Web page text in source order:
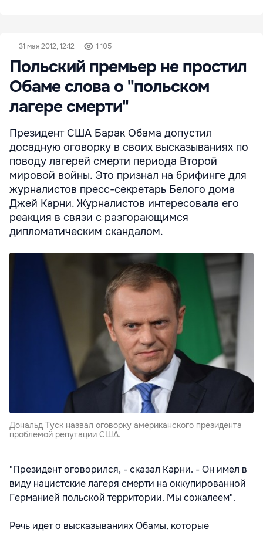
31 мая 2012, 12:12 1 105
Польский премьер не простил
Обаме слова о "польском
лагере смерти"
Президент США Барак Обама допустил
досадную оговорку в своих высказываниях по
поводу лагерей смерти периода Второй
мировой войны. Это признал на брифинге для
журналистов пресс-секретарь Белого дома
Джей Карни. Журналистов интересовала его
реакция в связи с разгорающимся
дипломатическим скандалом.
Дональд Туск назвал оговорку американского президента
проблемой репутации США.
"Президент оговорился, - сказал Карни. - Он имел в
виду нацистские лагеря смерти на оккупированной
Германией польской территории. Мы сожалеем".
Речь идет о высказываниях Обамы, которые